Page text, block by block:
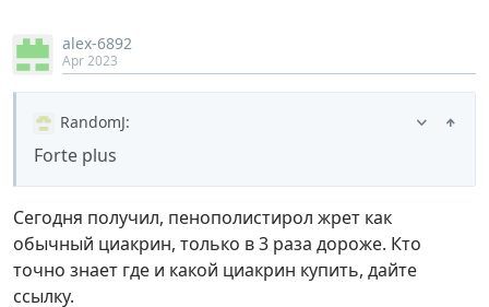
alex-6892
Apr 2023
RandomJ:
Forte plus
Сегодня получил, пенополистирол жрет как
обычный циакрин, только в 3 раза дороже. Кто
точно знает где и какой циакрин купить, дайте
ссылку.